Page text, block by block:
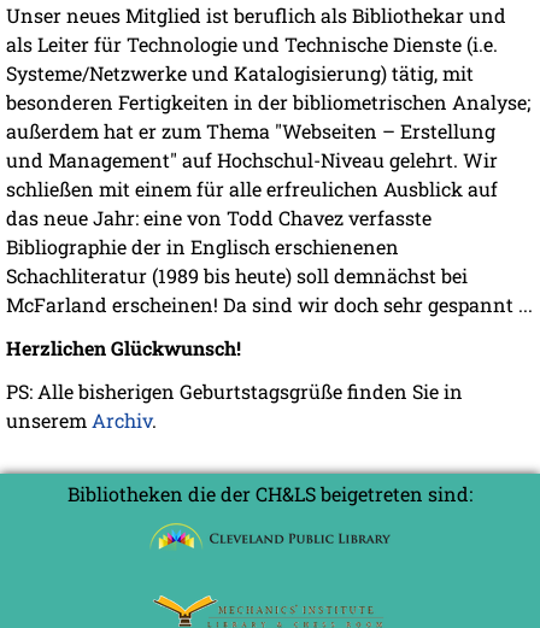
Unser neues Mitglied ist beruflich als Bibliothekar und
als Leiter für Technologie und Technische Dienste (i.e.
Systeme/Netzwerke und Katalogisierung) tätig, mit
besonderen Fertigkeiten in der bibliometrischen Analyse;
außerdem hat er zum Thema "Webseiten – Erstellung
und Management" auf Hochschul-Niveau gelehrt. Wir
schließen mit einem für alle erfreulichen Ausblick auf
das neue Jahr: eine von Todd Chavez verfasste
Bibliographie der in Englisch erschienenen
Schachliteratur (1989 bis heute) soll demnächst bei
McFarland erscheinen! Da sind wir doch sehr gespannt ...
Herzlichen Glückwunsch!
PS: Alle bisherigen Geburtstagsgrüße finden Sie in
unserem Archiv.
Bibliotheken die der CH&LS beigetreten sind: